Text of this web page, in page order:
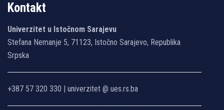
Kontakt
Univerzitet u Istočnom Sarajevu
Stefana Nemanje 5, 71123, Istočno Sarajevo, Republika
Srpska
+387 57 320 330 | univerzitet @ ues.rs.ba